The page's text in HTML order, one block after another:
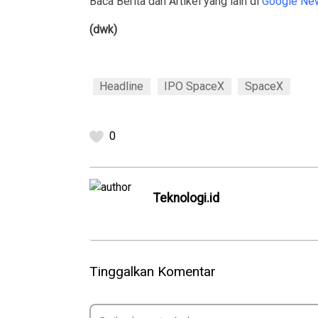
(dwk)
Headline IPO SpaceX SpaceX
0
Teknologi.id
Tinggalkan Komentar